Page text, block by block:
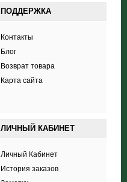
ПОДДЕРЖКА
Контакты
Блог
Возврат товара
Карта сайта
ЛИЧНЫЙ КАБИНЕТ
Личный Кабинет
История заказов